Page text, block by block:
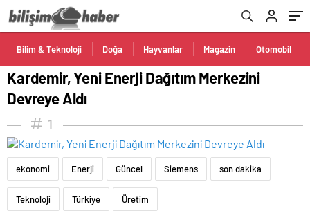
Bilim & Teknoloji Doğa Hayvanlar Magazin Otomobil
Kardemir, Yeni Enerji Dağıtım Merkezini
Devreye Aldı
1
ekonomi Enerji Güncel Siemens son dakika
Teknoloji Türkiye Üretim